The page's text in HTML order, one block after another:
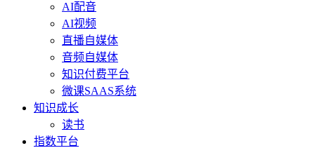
AI配音
AI视频
直播自媒体
音频自媒体
知识付费平台
微课SAAS系统
知识成长
读书
指数平台